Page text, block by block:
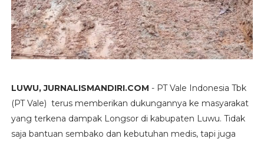
LUWU, JURNALISMANDIRI.COM - PT Vale Indonesia Tbk
(PT Vale) terus memberikan dukungannya ke masyarakat
yang terkena dampak Longsor di kabupaten Luwu. Tidak
saja bantuan sembako dan kebutuhan medis, tapi juga